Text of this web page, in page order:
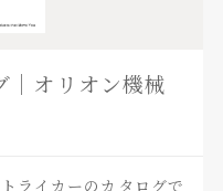
｜オリオン機械
ライカーのカタログで